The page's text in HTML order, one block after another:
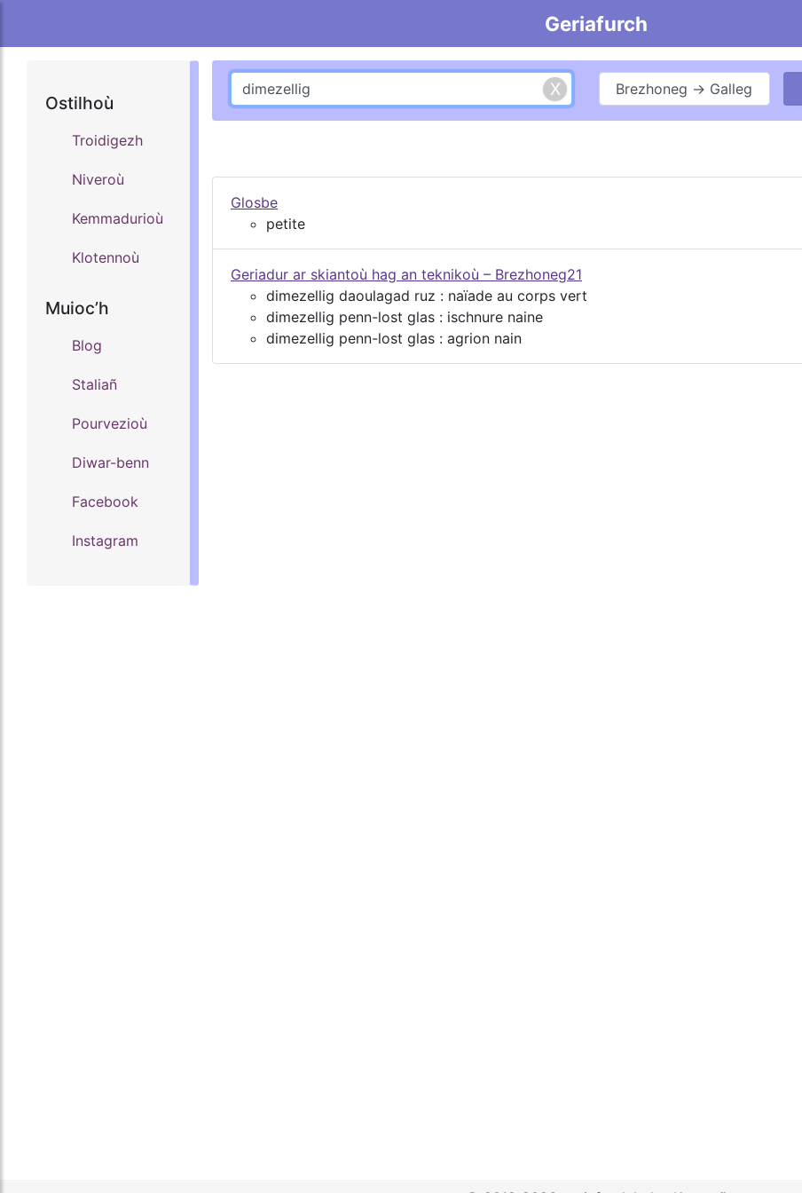
Geriafurch
Ostilhoù
Troidigezh
Niveroù
Kemmadurioù
Klotennoù
Muiocʼh
Blog
Staliañ
Pourvezioù
Diwar-benn
Facebook
Instagram
Brezhoneg → Galleg
Glosbe
petite
Geriadur ar skiantoù hag an teknikoù – Brezhoneg21
dimezellig daoulagad ruz : naïade au corps vert
dimezellig penn-lost glas : ischnure naine
dimezellig penn-lost glas : agrion nain